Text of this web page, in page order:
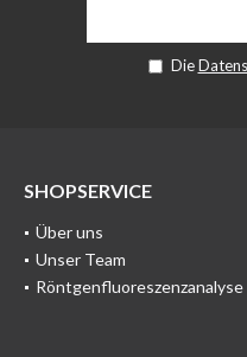
Die
SHOPSERVICE
Über uns
Unser Team
Röntgenfluoreszenzanalyse